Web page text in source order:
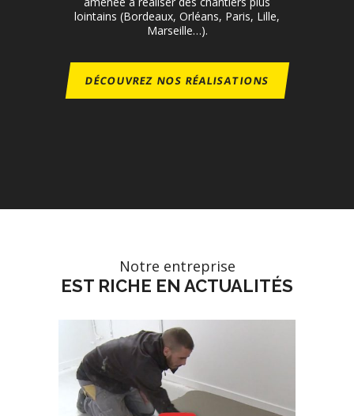
lointains (Bordeaux, Orléans, Paris, Lille,
Marseille…).
DÉCOUVREZ NOS RÉALISATIONS
Notre entreprise
EST RICHE EN ACTUALITÉS